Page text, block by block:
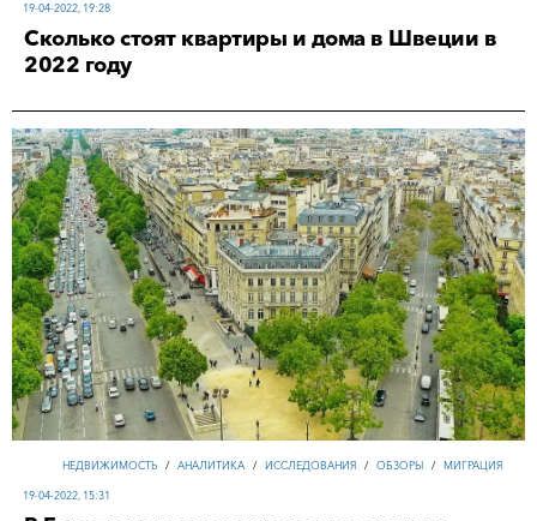
19-04-2022, 19:28
Сколько стоят квартиры и дома в Швеции в
2022 году
НЕДВИЖИМОСТЬ / АНАЛИТИКА / ИССЛЕДОВАНИЯ / ОБЗОРЫ / МИГРАЦИЯ
19-04-2022, 15:31